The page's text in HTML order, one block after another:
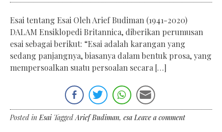
Esai tentang Esai Oleh Arief Budiman (1941-2020)
DALAM Ensiklopedi Britannica, diberikan perumusan
esai sebagai berikut: “Esai adalah karangan yang
sedang panjangnya, biasanya dalam bentuk prosa, yang
mempersoalkan suatu persoalan secara […]
Posted inEsai TaggedArief Budiman, esa Leave a comment